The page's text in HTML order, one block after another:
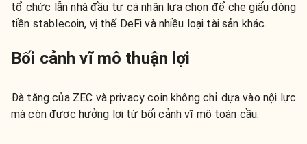
tổ chức lẫn nhà đầu tư cá nhân lựa chọn để che giấu dòng
tiền stablecoin, vị thế DeFi và nhiều loại tài sản khác.
Bối cảnh vĩ mô thuận lợi
Đà tăng của ZEC và privacy coin không chỉ dựa vào nội lực
mà còn được hưởng lợi từ bối cảnh vĩ mô toàn cầu.